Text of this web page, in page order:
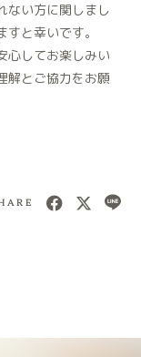
ない方に関しまし
と幸いです。
心してお楽しみい
解とご協力をお願